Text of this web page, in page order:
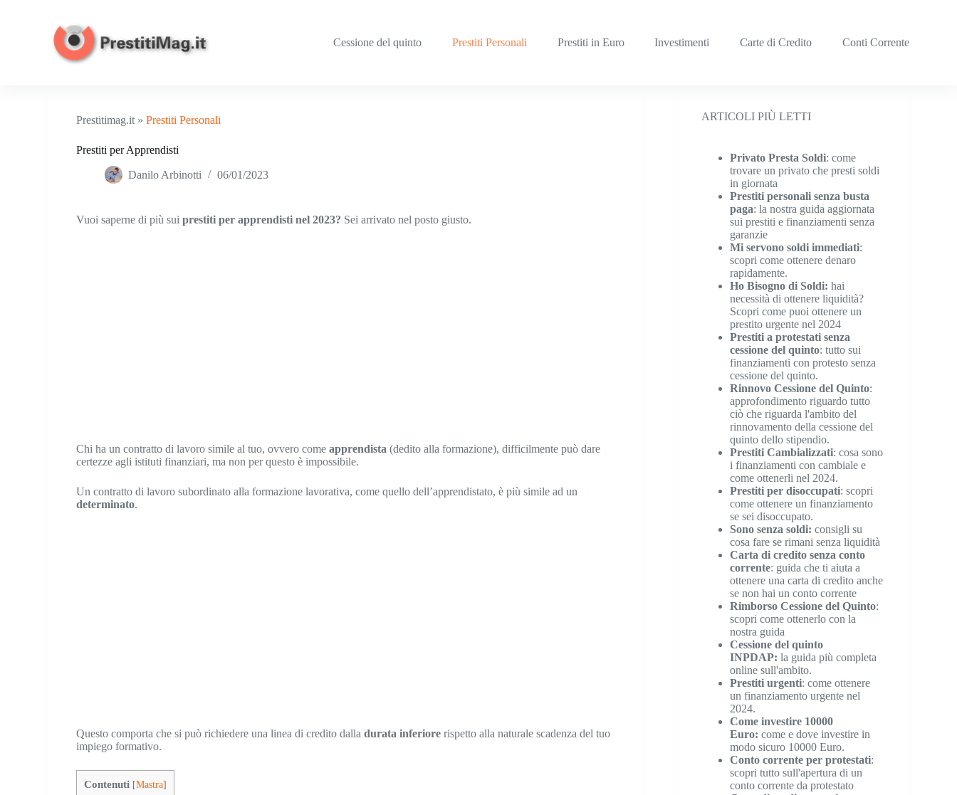
Cessione del quinto Prestiti Personali Prestiti in Euro Investimenti Carte di Credito Conti Corrente
Prestitimag.it » Prestiti Personali
Prestiti per Apprendisti
Danilo Arbinotti 06/01/2023
Vuoi saperne di più suiprestiti per apprendisti nel 2023? Sei arrivato nel posto giusto.
Chi ha un contratto di lavoro simile al tuo, ovvero comeapprendista(dedito alla formazione), difficilmente può dare
certezze agli istituti finanziari, ma non per questo è impossibile.
Un contratto di lavoro subordinato alla formazione lavorativa, come quello dell’apprendistato, è più simile ad un
determinato.
Questo comporta che si può richiedere una linea di credito dalladurata inferiore rispetto alla naturale scadenza del tuo
impiego formativo.
Contenuti [Mastra]
ARTICOLI PIÙ LETTI
Privato Presta Soldi: come
trovare un privato che presti soldi
in giornata
Prestiti personali senza busta
paga: la nostra guida aggiornata
sui prestiti e finanziamenti senza
garanzie
Mi servono soldi immediati:
scopri come ottenere denaro
rapidamente.
Ho Bisogno di Soldi: hai
necessità di ottenere liquidità?
Scopri come puoi ottenere un
prestito urgente nel 2024
Prestiti a protestati senza
cessione del quinto: tutto sui
finanziamenti con protesto senza
cessione del quinto.
Rinnovo Cessione del Quinto:
approfondimento riguardo tutto
ciò che riguarda l'ambito del
rinnovamento della cessione del
quinto dello stipendio.
Prestiti Cambializzati: cosa sono
i finanziamenti con cambiale e
come ottenerli nel 2024.
Prestiti per disoccupati: scopri
come ottenere un finanziamento
se sei disoccupato.
Sono senza soldi: consigli su
cosa fare se rimani senza liquidità
Carta di credito senza conto
corrente: guida che ti aiuta a
ottenere una carta di credito anche
se non hai un conto corrente
Rimborso Cessione del Quinto:
scopri come ottenerlo con la
nostra guida
Cessione del quinto
INPDAP:la guida più completa
online sull'ambito.
Prestiti urgenti: come ottenere
un finanziamento urgente nel
2024.
Come investire 10000
Euro:come e dove investire in
modo sicuro 10000 Euro.
Conto corrente per protestati:
scopri tutto sull'apertura di un
conto corrente da protestato